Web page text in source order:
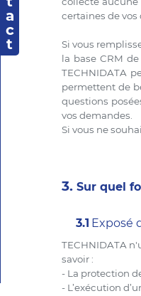
certaines de vos
Si vous
la base CRM
TECHNIDATA
permettent de
questions
vos demandes.
Si vous ne
3. Sur quel
3.1 Exposé
TECHNIDATA
savoir :
- La protection
- L’exécution
a
c
t